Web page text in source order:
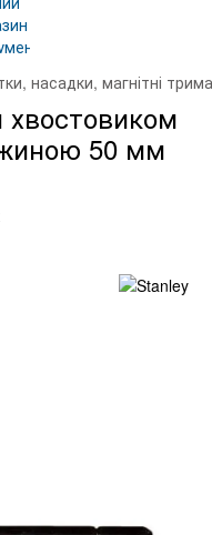
насадки, магнітні
хвостовиком
50 мм